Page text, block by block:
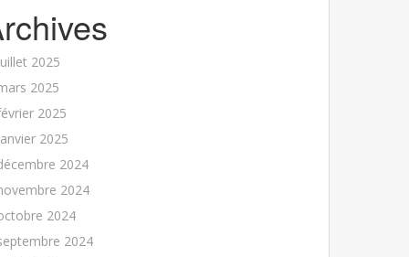
2025
2025
2025
2025
2024
2024
2024
2024